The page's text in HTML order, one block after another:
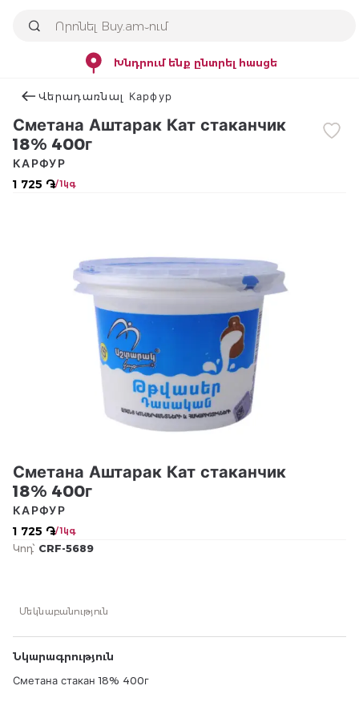
Խնդրում ենք ընտրել հասցե
Վերադառնալ Карфур
Сметана Аштарак Кат стаканчик
18% 400г
1 725 ֏/ 1կգ
КАРФУР
Сметана Аштарак Кат стаканчик
18% 400г
1 725 ֏/ 1կգ
КАРФУР
Կոդ՝ CRF-5689
Մեկնաբանություն
Նկարագրություն
Сметана стакан 18% 400г